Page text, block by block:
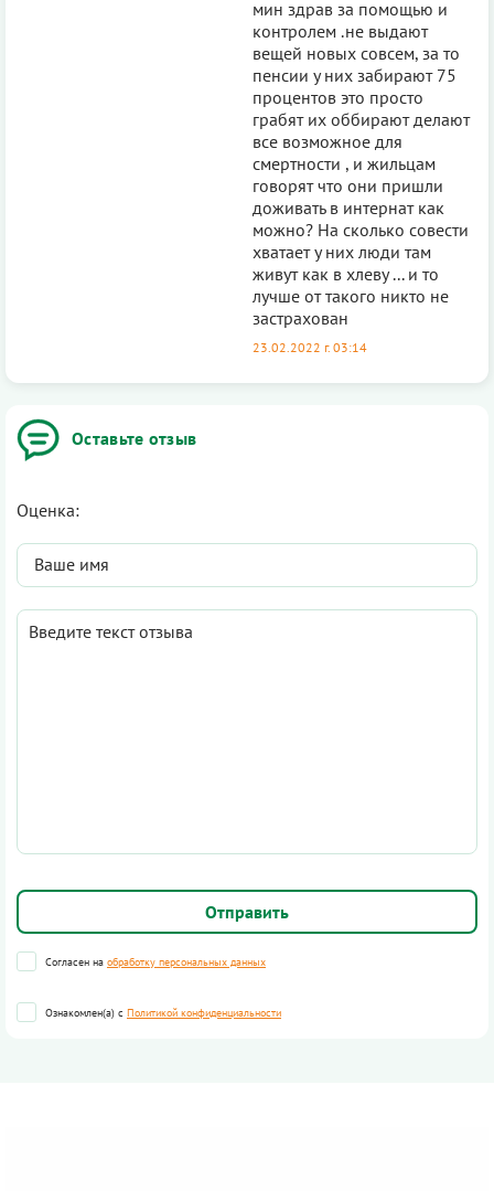
Оставьте отзыв
Оценка:
Согласен на обработку персональных данных
Ознакомлен(а) с Политикой конфиденциальности
мин здрав за помощью и
контролем .не выдают
вещей новых совсем, за то
пенсии у них забирают 75
процентов это просто
грабят их оббирают делают
все возможное для
смертности , и жильцам
говорят что они пришли
доживать в интернат как
можно? На сколько совести
хватает у них люди там
живут как в хлеву ... и то
лучше от такого никто не
застрахован
23.02.2022 г. 03:14